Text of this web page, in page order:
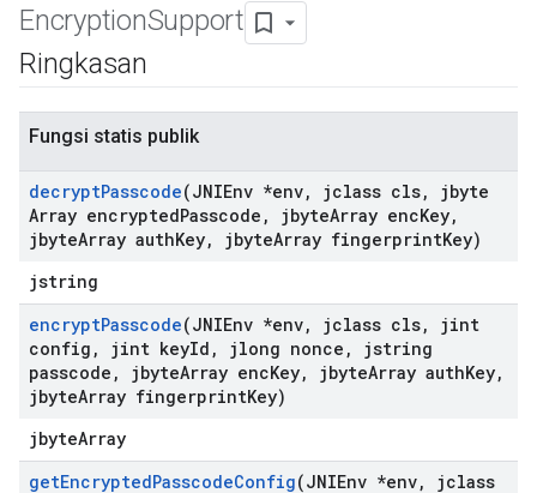
EncryptionSupport
Ringkasan
Fungsi statis publik
decryptPasscode(JNIEnv *env, jclass cls,
jbyte
Array encryptedPasscode , jbyteArray encKey,
jbyteArray authKey, jbyteArray fingerprintKey)
jstring
encryptPasscode(JNIEnv *env, jclass cls,
jint
config , jint keyId , jlong nonce ,
jstring
passcode , jbyteArray encKey, jbyteArray authKey,
jbyteArray fingerprintKey)
jbyteArray
getEncryptedPasscodeConfig(JNIEnv *env,
jclass